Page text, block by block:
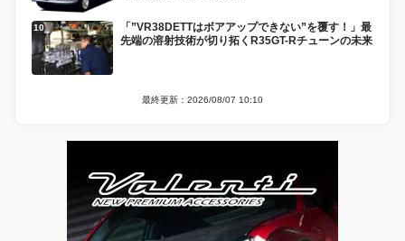
「”VR38DETTはボアアップできない”を覆す！」最
先端の溶射技術が切り拓くR35GT-Rチューンの未来
最終更新：2026/08/07 10:10